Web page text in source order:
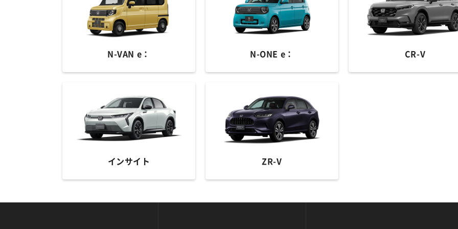
N-VAN e： N-ONE e： CR-V
インサイト ZR-V